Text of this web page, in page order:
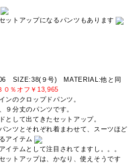
ットアップになるパンツもあります
SIZE:38(９号) MATERIAL:他と同
０％オフ￥13,965
ンのクロップドパンツ。
９分丈のパンツです。
として出てきたセットアップ。
ンツとそれぞれ着まわせて、スーツほど
アイテム
イテムとして注目されてますし。。。
ットアップは、かなり、使えそうです